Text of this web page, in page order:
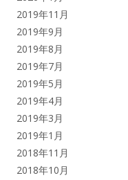
2019年11月
2019年9月
2019年8月
2019年7月
2019年5月
2019年4月
2019年3月
2019年1月
2018年11月
2018年10月